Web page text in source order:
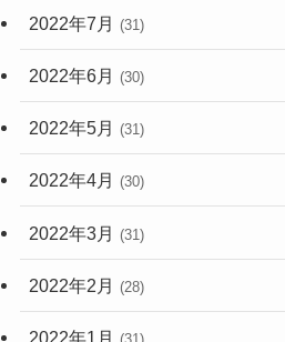
2022年7月 (31)
2022年6月 (30)
2022年5月 (31)
2022年4月 (30)
2022年3月 (31)
2022年2月 (28)
2022年1月